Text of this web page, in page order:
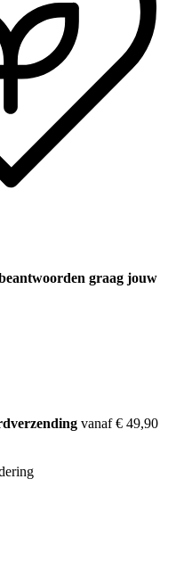
graag jouw
vanaf € 49,90